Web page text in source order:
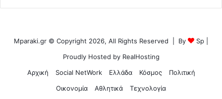
Mparaki.gr © Copyright 2026, All Rights Reserved | By Sp
Proudly Hosted by RealHosting
Αρχική
Social NetWork Ελλάδα Κόσμος
Πολιτική
Οικονομία
Αθλητικά Τεχνολογία